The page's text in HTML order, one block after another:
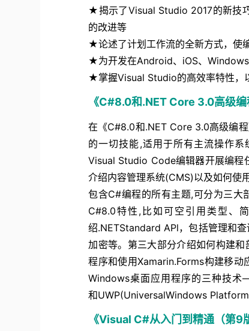
★揭示了Visual Studio 2017的新技
的改进等
★论述了计划工作流的全新方式，使
★为开发在Android、iOS、
★掌握Visual Studio的高效率特性，
《C#8.0和.NET Core 3.0高级编
在《C#8.0和.NET Core 3.0高级编
的一切技能,适用于所有主流操作
Visual Studio Code编辑器开展编程
介绍内容管理系统(CMS)以及如何使
包含C#编程的所有主题,可分为三大
C#8.0特性,比如可空引用类型、
绍.NETStandard APl，包括管理和
加密等。第三大部分介绍如何构建
程序和使用Xamarin.Forms构建移
Windows桌面应用程序的三种技
和UWP(UniversalWindows Platform)
《Visual C#从入门到精通（第9